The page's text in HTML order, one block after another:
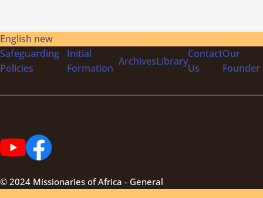
English new
Safeguarding
Policies
Initial
Formation
ArchivesLibrary
Contact
Us
Our
Founder
© 2024 Missionaries of Africa - General